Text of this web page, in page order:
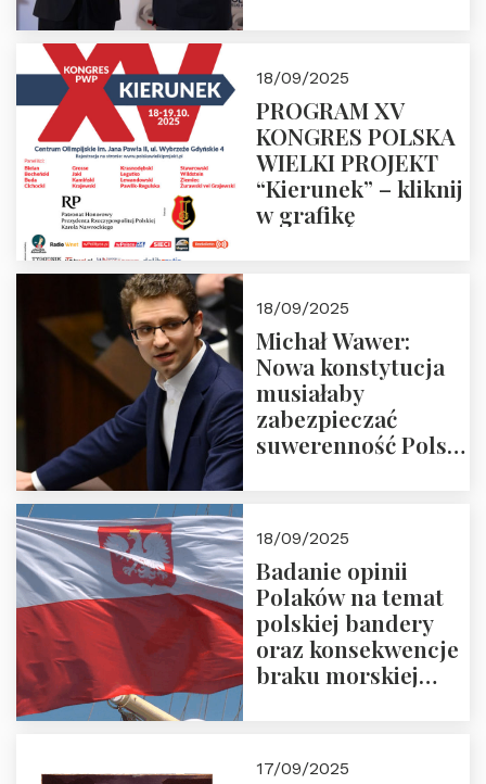
18/09/2025
PROGRAM XV
KONGRES POLSKA
WIELKI PROJEKT
“Kierunek” – kliknij
w grafikę
18/09/2025
Michał Wawer:
Nowa konstytucja
musiałaby
zabezpieczać
suwerenność Polski
18/09/2025
Badanie opinii
Polaków na temat
polskiej bandery
oraz konsekwencje
braku morskiej
17/09/2025